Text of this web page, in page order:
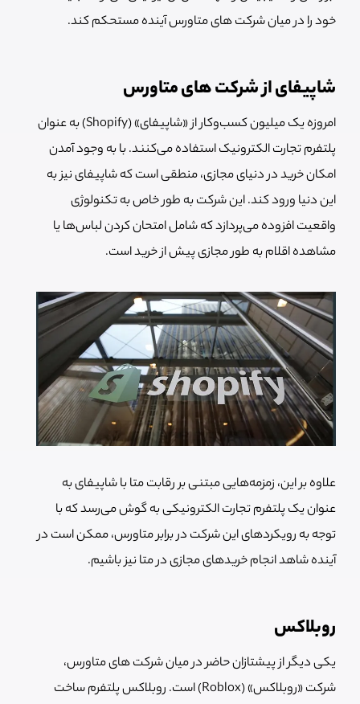
خود را در میان شرکت های متاورس آینده مستحکم کند.
شاپیفای از شرکت های متاورس
امروزه یک میلیون کسب‌و‌کار از «شاپیفای» (Shopify) به عنوان
پلتفرم تجارت الکترونیک استفاده می‌کنند. با به وجود آمدن
امکان خرید در دنیای مجازی، منطقی است که شاپیفای نیز به
این دنیا ورود کند. این شرکت به طور خاص به تکنولوژی
واقعیت افزوده می‌پردازد که شامل امتحان کردن لباس‌ها یا
مشاهده اقلام به طور مجازی پیش از خرید است.
علاوه بر این، زمزمه‌هایی مبتنی بر رقابت متا با شاپیفای به
عنوان یک پلتفرم تجارت الکترونیکی به گوش می‌رسد که با
توجه به رویکردهای این شرکت در برابر متاورس، ممکن است در
آینده شاهد انجام خریدهای مجازی در متا نیز باشیم.
روبلاکس
یکی دیگر از پیشتازان حاضر در میان شرکت های متاورس،
شرکت «روبلاکس» (Roblox) است. روبلاکس پلتفرم ساخت